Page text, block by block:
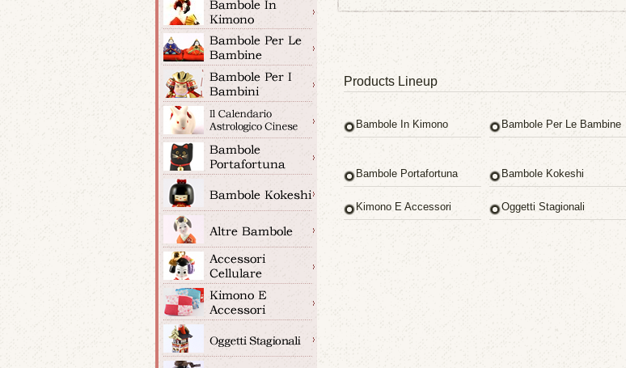
Products Lineup
Bambole In Kimono Bambole Per Le Bambine
Bambole Portafortuna Bambole Kokeshi
Kimono E Accessori Oggetti Stagionali